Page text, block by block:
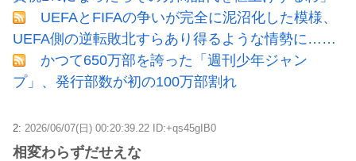
UEFAとFIFAの争いが完全に泥沼化した模様、
UEFA側の逆転敗北すらあり得るような情勢に……
かつて650万部を誇った「週刊少年ジャン
プ」、発行部数が初の100万部割れ
2: 2026/06/07(日) 00:20:39.22 ID:+qs45gIB0
相変わらずだせえな